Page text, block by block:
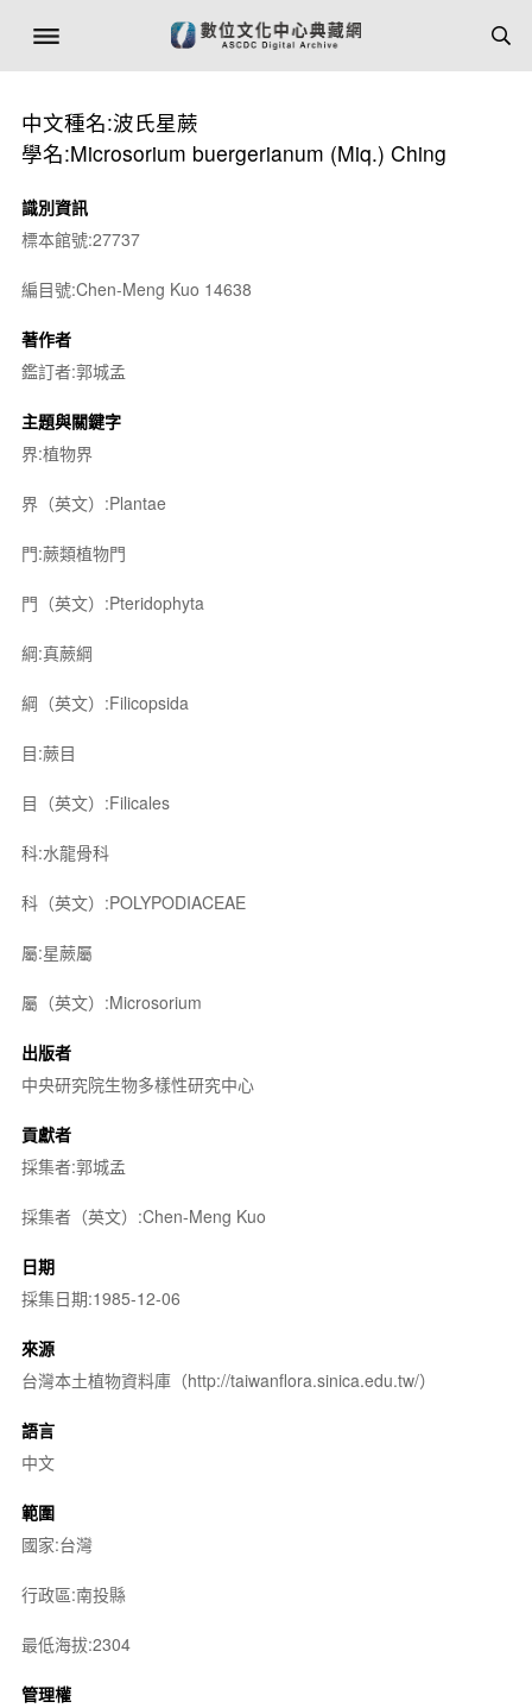
中文種名:波氏星蕨
學名:Microsorium buergerianum (Miq.) Ching
識別資訊
標本館號:27737
編目號:Chen-Meng Kuo 14638
著作者
鑑訂者:郭城孟
主題與關鍵字
界:植物界
界（英文）:Plantae
門:蕨類植物門
門（英文）:Pteridophyta
綱:真蕨綱
綱（英文）:Filicopsida
目:蕨目
目（英文）:Filicales
科:水龍骨科
科（英文）:POLYPODIACEAE
屬:星蕨屬
屬（英文）:Microsorium
出版者
中央研究院生物多樣性研究中心
貢獻者
採集者:郭城孟
採集者（英文）:Chen-Meng Kuo
日期
採集日期:1985-12-06
來源
台灣本土植物資料庫（http://taiwanflora.sinica.edu.tw/）
語言
中文
範圍
國家:台灣
行政區:南投縣
最低海拔:2304
管理權